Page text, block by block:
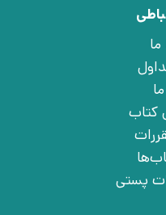
کتاب
پستی